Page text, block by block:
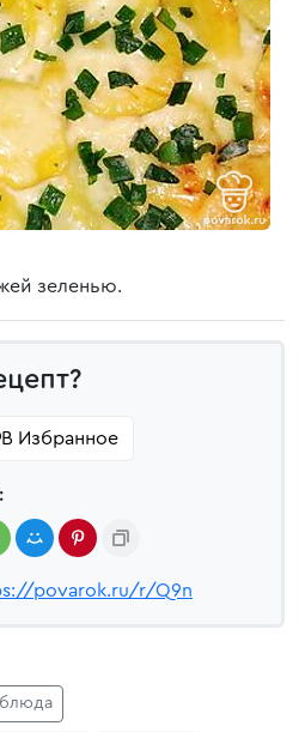
зеленью.
В Избранное
povarok.ru/r/Q9n